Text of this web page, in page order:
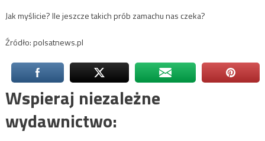
Jak myślicie? Ile jeszcze takich prób zamachu nas czeka?
Źródło: polsatnews.pl
Wspieraj niezależne
wydawnictwo: